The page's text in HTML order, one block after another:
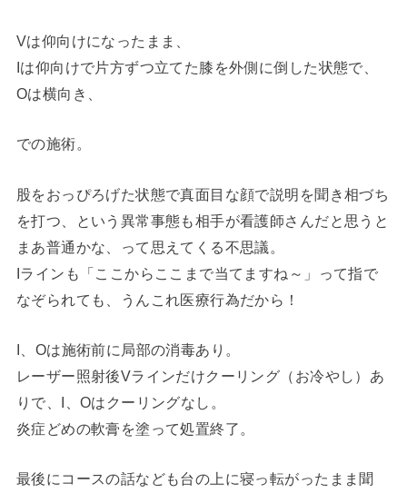
Vは仰向けになったまま、
Iは仰向けで片方ずつ立てた膝を外側に倒した状態で、
Oは横向き、
での施術。
股をおっぴろげた状態で真面目な顔で説明を聞き相づち
を打つ、という異常事態も相手が看護師さんだと思うと
まあ普通かな、って思えてくる不思議。
Iラインも「ここからここまで当てますね～」って指で
なぞられても、うんこれ医療行為だから！
I、Oは施術前に局部の消毒あり。
レーザー照射後Vラインだけクーリング（お冷やし）あ
りで、I、Oはクーリングなし。
炎症どめの軟膏を塗って処置終了。
最後にコースの話なども台の上に寝っ転がったまま聞